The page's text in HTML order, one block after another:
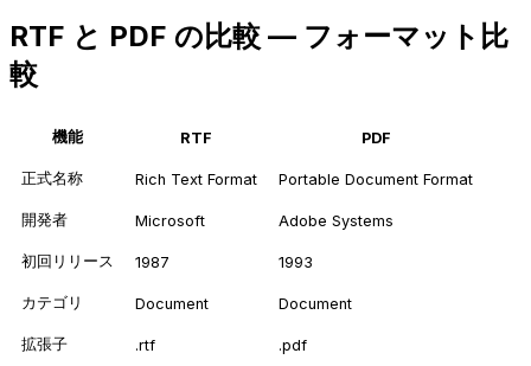
RTF と PDF の比較 — フォーマット比
較
機能 RTF PDF
正式名称 Rich Text Format Portable Document Format
開発者 Microsoft Adobe Systems
初回リリース 1987 1993
カテゴリ Document Document
拡張子 .rtf .pdf